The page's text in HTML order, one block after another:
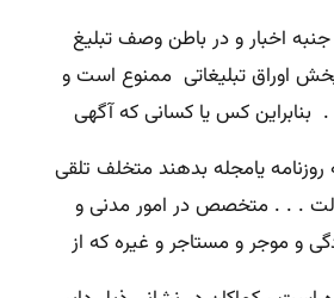
اخبار و در باطن وصف تبلیغ
اوراق تبلیغاتی ممنوع است و
کس یا کسانی که آگهی
یامجله بدهند متخلف تلقی
. . . متخصص در امور مدنی و
و موجر و مستاجر و غیره که از